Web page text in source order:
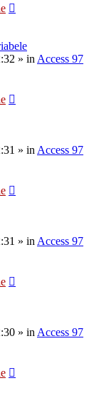
» in Access 97
» in Access 97
» in Access 97
» in Access 97